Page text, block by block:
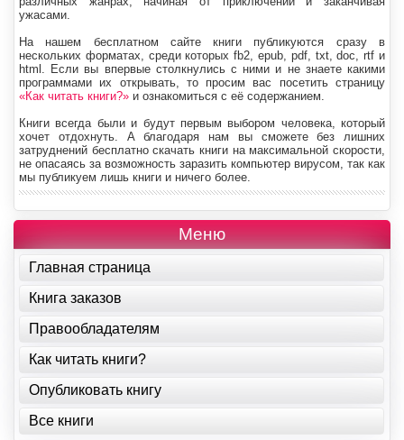
ужасами.
На нашем бесплатном сайте книги публикуются сразу в
нескольких форматах, среди которых fb2, epub, pdf, txt, doc, rtf и
html. Если вы впервые столкнулись с ними и не знаете какими
программами их открывать, то просим вас посетить страницу
«Как читать книги?» и ознакомиться с её содержанием.
Книги всегда были и будут первым выбором человека, который
хочет отдохнуть. А благодаря нам вы сможете без лишних
затруднений бесплатно скачать книги на максимальной скорости,
не опасаясь за возможность заразить компьютер вирусом, так как
мы публикуем лишь книги и ничего более.
Меню
Главная страница
Книга заказов
Правообладателям
Как читать книги?
Опубликовать книгу
Все книги